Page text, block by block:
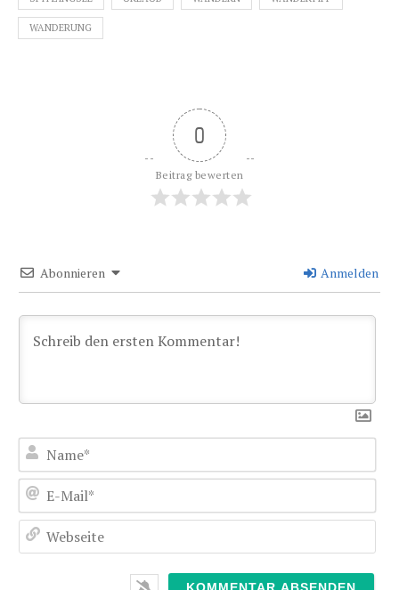
WANDERUNG
0
Beitrag bewerten
Abonnieren Anmelden